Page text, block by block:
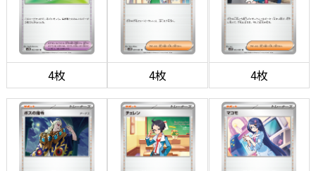
4枚 4枚 4枚